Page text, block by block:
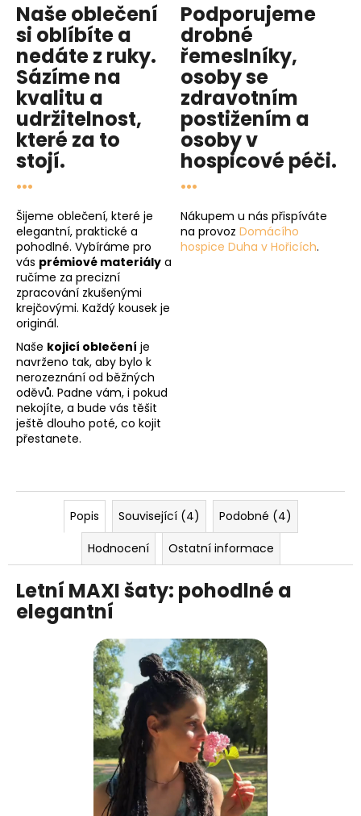
Naše oblečení
si oblíbíte a
nedáte z ruky.
Sázíme na
kvalitu a
udržitelnost,
které za to
stojí.
...
Šijeme oblečení, které je
elegantní, praktické a
pohodlné. Vybíráme pro
vás prémiové materiály a
ručíme za precizní
zpracování zkušenými
krejčovými. Každý kousek je
originál.
Naše kojicí oblečení je
navrženo tak, aby bylo k
nerozeznání od běžných
oděvů. Padne vám, i pokud
nekojíte, a bude vás těšit
ještě dlouho poté, co kojit
přestanete.
Podporujeme
drobné
řemeslníky,
osoby se
zdravotním
postižením a
osoby v
hospicové péči.
...
Nákupem u nás přispíváte
na provoz Domácího
hospice Duha v Hořicích.
Popis Související (4)
Podobné (4)
Hodnocení
Ostatní informace
Letní MAXI šaty: pohodlné a
elegantní